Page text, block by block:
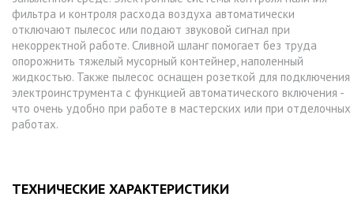
фильтра и контроля расхода воздуха автоматически
отключают пылесос или подают звуковой сигнал при
некорректной работе. Сливной шланг помогает без труда
опорожнить тяжелый мусорный контейнер, наполенный
жидкостью. Также пылесос оснащен розеткой для подключения
электроинструмента с функцией автоматического включения -
что очень удобно при работе в мастерских или при отделочных
работах.
ТЕХНИЧЕСКИЕ ХАРАКТЕРИСТИКИ